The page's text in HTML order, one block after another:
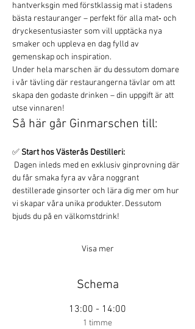
hantverksgin med förstklassig mat i stadens
bästa restauranger – perfekt för alla mat‑ och
dryckesentusiaster som vill upptäcka nya
smaker och uppleva en dag fylld av
gemenskap och inspiration.
Under hela marschen är du dessutom domare
i vår tävling där restaurangerna tävlar om att
skapa den godaste drinken – din uppgift är att
utse vinnaren!
Så här går Ginmarschen till:
✅ Start hos Västerås Destilleri:
Dagen inleds med en exklusiv ginprovning där
du får smaka fyra av våra noggrant
destillerade ginsorter och lära dig mer om hur
vi skapar våra unika produkter. Dessutom
bjuds du på en välkomstdrink!
Visa mer
Schema
13:00 - 14:00
1 timme